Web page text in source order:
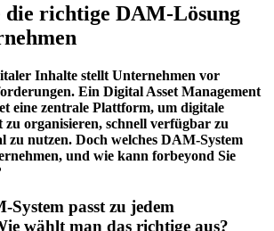
die richtige DAM-Lösung
Inhalte stellt Unternehmen vor
Ein Digital Asset Management
eine zentrale Plattform, um digitale
zu organisieren, schnell verfügbar zu
zu nutzen. Doch welches DAM-System
und wie kann forbeyond Sie
System passt zu jedem
wählt man das richtige aus?